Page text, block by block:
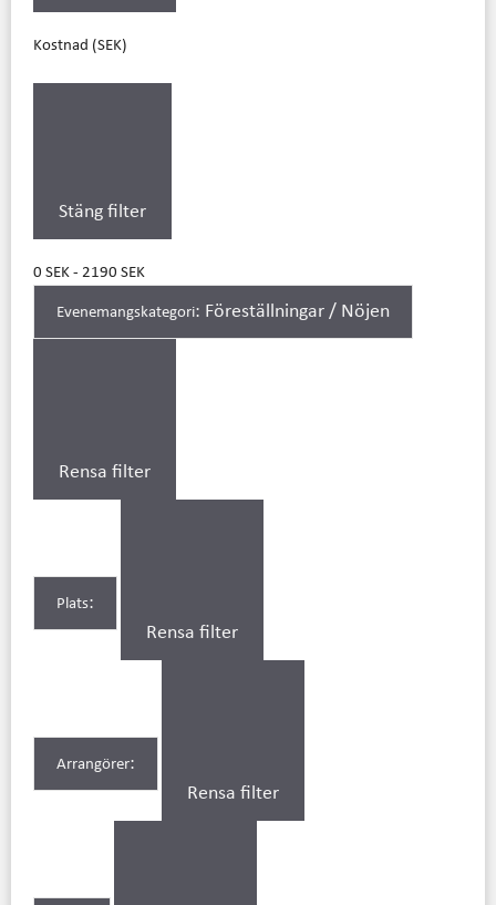
Kostnad (SEK)
Stäng filter
0 SEK - 2190 SEK
Evenemangskategori: Föreställningar / Nöjen
Rensa filter
Plats:
Rensa filter
Arrangörer:
Rensa filter